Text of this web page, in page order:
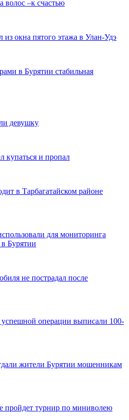
волос –к счастью
окна пятого этажа в Улан-Удэ
в Бурятии стабильная
девушку
купаться и пропал
в Тарбагатайском районе
для мониторинга
Бурятии
не пострадал после
операции выписали 100-
жители Бурятии мошенникам
пройдет турнир по миниволею